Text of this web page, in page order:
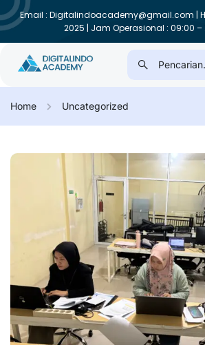
Email : Digitalindoacademy@gmail.com |
2025 | Jam Operasional : 09:00 –
Home Uncategorized